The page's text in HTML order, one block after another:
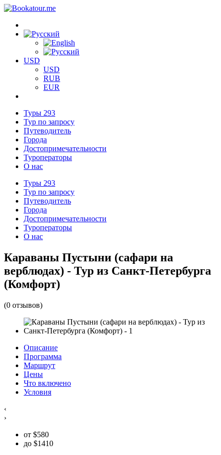
USD
USD
RUB
EUR
Туры 293
Тур по запросу
Путеводитель
Города
Достопримечательности
Туроператоры
О нас
Туры 293
Тур по запросу
Путеводитель
Города
Достопримечательности
Туроператоры
О нас
Караваны Пустыни (сафари на
верблюдах) - Тур из Санкт-Петербурга
(Комфорт)
(0 отзывов)
Описание
Программа
Маршрут
Цены
Что включено
Условия
‹
›
от $580
до $1410